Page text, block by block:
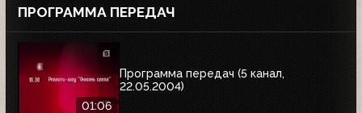
ПРОГРАММА ПЕРЕДАЧ
01:06
Программа передач (5 канал,
22.05.2004)